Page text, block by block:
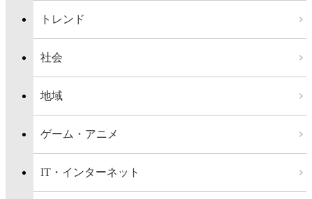
トレンド
社会
地域
ゲーム・アニメ
IT・インターネット